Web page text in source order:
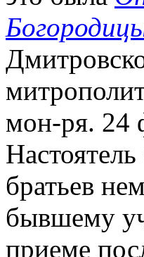
мон-ря. 24
братьев
бывшему
приеме